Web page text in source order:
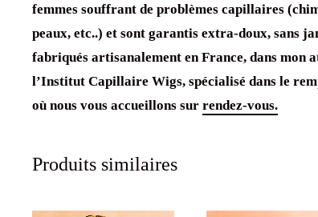
femmes souffrant de problèmes capillaires
peaux, etc..) et sont garantis extra-doux, sans
fabriqués artisanalement en France, dans mon
l’Institut Capillaire Wigs, spécialisé dans le
où nous vous accueillons sur rendez-vous.
Produits similaires